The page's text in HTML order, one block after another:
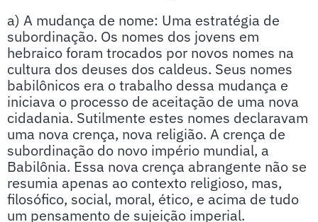
a) A mudança de nome: Uma estratégia de
subordinação. Os nomes dos jovens em
hebraico foram trocados por novos nomes na
cultura dos deuses dos caldeus. Seus nomes
babilônicos era o trabalho dessa mudança e
iniciava o processo de aceitação de uma nova
cidadania. Sutilmente estes nomes declaravam
uma nova crença, nova religião. A crença de
subordinação do novo império mundial, a
Babilônia. Essa nova crença abrangente não se
resumia apenas ao contexto religioso, mas,
filosófico, social, moral, ético, e acima de tudo
um pensamento de sujeição imperial.